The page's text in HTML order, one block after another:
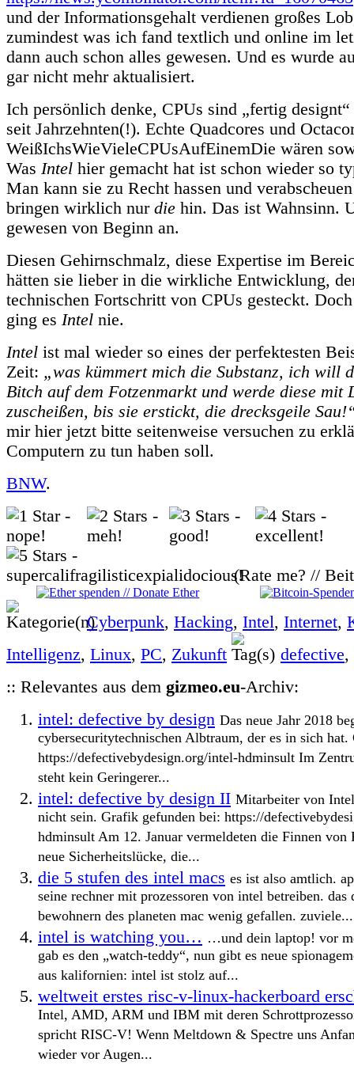
und der Informationsgehalt verdienen großes
zumindest was ich fand textlich und online im
dann auch schon alles gewesen. Und es wurde
gar nicht mehr aktualisiert.
Ich persönlich denke, CPUs sind „fertig designt“
seit Jahrzehnten(!). Echte Quadcores und
WeißIchsWieVieleCPUsAufEinemDie wären
Was Intel hier gemacht hat ist schon wieder so
Man kann sie zu Recht hassen und
bringen wirklich nur die hin. Das ist Wahnsinn.
gewesen von Beginn an.
Diesen Gehirnschmalz, diese Expertise im
hätten sie lieber in die wirkliche Entwicklung,
technischen Fortschritt von CPUs gesteckt.
ging es Intel nie.
Intel ist mal wieder so eines der perfektesten
Zeit: „was kümmert mich die Substanz, ich will
Bitch auf dem Fotzenmarkt und werde diese mit
zuscheißen, bis sie erstickt, die drecksgeile
mir hier jetzt bitte seitenweise versuchen zu
Computern zu tun haben soll.
BNW.
(Rate me? //
Cyberpunk, Hacking, Intel, Internet,
Intelligenz, Linux, PC, Zukunft defective,
:: Relevantes aus dem gizmeo.eu-Archiv:
intel: defective by design Das neue Jahr 2018
cybersecuritytechnischen Albtraum, der es in sich
https://defectivebydesign.org/intel-hdminsult Im
steht kein Geringerer...
intel: defective by design II Mitarbeiter von
nicht sein. Grafik gefunden bei: https://
hdminsult Am 12. Januar vermeldeten die Finnen von
neue Sicherheitslücke, die...
die 5 stufen des intel macs es ist also amtlich.
seine rechner mit prozessoren von intel betreiben. das
bewohnern des planeten mac wenig gefallen. zuviele...
intel is watching you… …und dein laptop! vor
gab es den „watch-teddy“, nun gibt es neue
aus kalifornien: intel ist stolz auf...
weltweit erstes risc-v-linux-hackerboard
Intel, AMD, ARM und IBM mit deren
spricht RISC-V! Wenn Meltdown & Spectre uns
wieder vor Augen...